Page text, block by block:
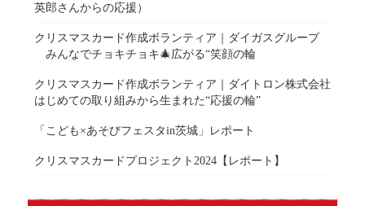
英郎さんからの応援）
クリスマスカード作成ボランティア｜ダイガスグループ
みんなでチョキチョキ🎄広がる“笑顔の輪
クリスマスカード作成ボランティア｜ダイトロン株式会社
はじめての取り組みから生まれた“応援の輪”
「こども×あそびフェスタin茨城」レポート
クリスマスカードプロジェクト2024【レポート】